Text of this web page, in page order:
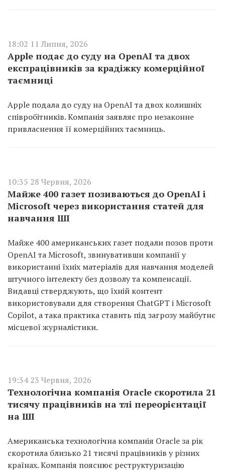
18:02 11 Липня, 2026
Apple подає до суду на OpenAI та двох
експрацівників за крадіжку комерційної
таємниці
Apple подала до суду на OpenAI та двох колишніх
співробітників. Компанія заявляє про незаконне
привласнення її комерційних таємниць.
10:35 28 Червня, 2026
Майже 400 газет позиваються до OpenAI і
Microsoft через використання статей для
навчання ШІ
Майже 400 американських газет подали позов проти
OpenAI та Microsoft, звинувативши компанії у
використанні їхніх матеріалів для навчання моделей
штучного інтелекту без дозволу та компенсації.
Видавці стверджують, що їхній контент
використовували для створення ChatGPT і Microsoft
Copilot, а така практика ставить під загрозу майбутнє
місцевої журналістики.
19:34 23 Червня, 2026
Технологічна компанія Oracle скоротила 21
тисячу працівників на тлі переорієнтації
на ШІ
Американська технологічна компанія Oracle за рік
скоротила близько 21 тисячі працівників у різних
країнах. Компанія пояснює реструктуризацію